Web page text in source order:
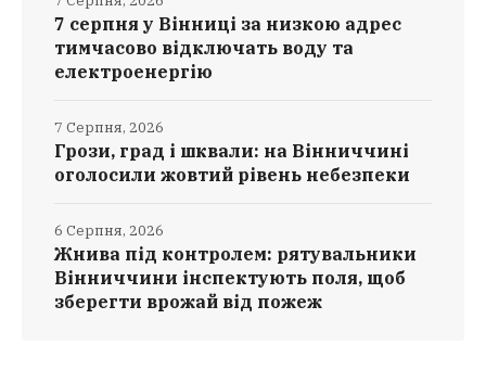
7 серпня у Вінниці за низкою адрес
тимчасово відключать воду та
електроенергію
Грози, град і шквали: на Вінниччині
оголосили жовтий рівень небезпеки
7 Серпня, 2026
Жнива під контролем: рятувальники
Вінниччини інспектують поля, щоб
зберегти врожай від пожеж
6 Серпня, 2026